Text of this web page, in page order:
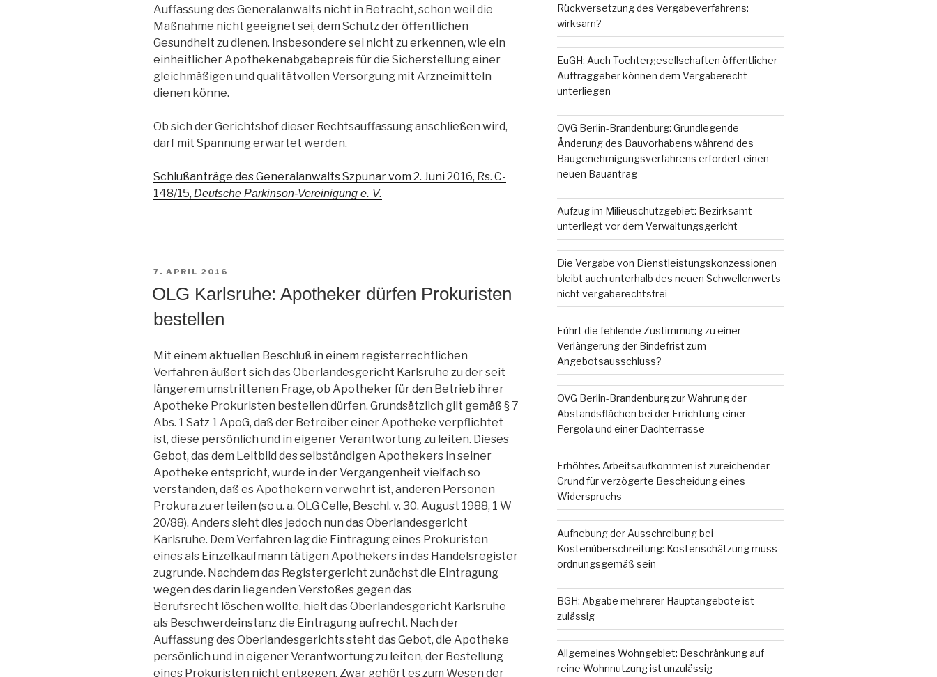
Auffassung des Generalanwalts nicht in Betracht, schon weil die
Maßnahme nicht geeignet sei, dem Schutz der öffentlichen
Gesundheit zu dienen. Insbesondere sei nicht zu erkennen, wie ein
einheitlicher Apothekenabgabepreis für die Sicherstellung einer
gleichmäßigen und qualitätvollen Versorgung mit Arzneimitteln
dienen könne.
Ob sich der Gerichtshof dieser Rechtsauffassung anschließen wird,
darf mit Spannung erwartet werden.
Schlußanträge des Generalanwalts Szpunar vom 2. Juni 2016, Rs. C-
148/15, Deutsche Parkinson-Vereinigung e. V.
VERÖFFENTLICHT
AM
7. APRIL 2016
OLG Karlsruhe: Apotheker dürfen Prokuristen
bestellen
Mit einem aktuellen Beschluß in einem registerrechtlichen
Verfahren äußert sich das Oberlandesgericht Karlsruhe zu der seit
längerem umstrittenen Frage, ob Apotheker für den Betrieb ihrer
Apotheke Prokuristen bestellen dürfen. Grundsätzlich gilt gemäß § 7
Abs. 1 Satz 1 ApoG, daß der Betreiber einer Apotheke verpflichtet
ist, diese persönlich und in eigener Verantwortung zu leiten. Dieses
Gebot, das dem Leitbild des selbständigen Apothekers in seiner
Apotheke entspricht, wurde in der Vergangenheit vielfach so
verstanden, daß es Apothekern verwehrt ist, anderen Personen
Prokura zu erteilen (so u. a. OLG Celle, Beschl. v. 30. August 1988, 1 W
20/88). Anders sieht dies jedoch nun das Oberlandesgericht
Karlsruhe. Dem Verfahren lag die Eintragung eines Prokuristen
eines als Einzelkaufmann tätigen Apothekers in das Handelsregister
zugrunde. Nachdem das Registergericht zunächst die Eintragung
wegen des darin liegenden Verstoßes gegen das
Berufsrecht löschen wollte, hielt das Oberlandesgericht Karlsruhe
als Beschwerdeinstanz die Eintragung aufrecht. Nach der
Auffassung des Oberlandesgerichts steht das Gebot, die Apotheke
persönlich und in eigener Verantwortung zu leiten, der Bestellung
eines Prokuristen nicht entgegen. Zwar gehört es zum Wesen der
Rückversetzung des Vergabeverfahrens:
wirksam?
EuGH: Auch Tochtergesellschaften öffentlicher
Auftraggeber können dem Vergaberecht
unterliegen
OVG Berlin-Brandenburg: Grundlegende
Änderung des Bauvorhabens während des
Baugenehmigungsverfahrens erfordert einen
neuen Bauantrag
Aufzug im Milieuschutzgebiet: Bezirksamt
unterliegt vor dem Verwaltungsgericht
Die Vergabe von Dienstleistungskonzessionen
bleibt auch unterhalb des neuen Schwellenwerts
nicht vergaberechtsfrei
Führt die fehlende Zustimmung zu einer
Verlängerung der Bindefrist zum
Angebotsausschluss?
OVG Berlin-Brandenburg zur Wahrung der
Abstandsflächen bei der Errichtung einer
Pergola und einer Dachterrasse
Erhöhtes Arbeitsaufkommen ist zureichender
Grund für verzögerte Bescheidung eines
Widerspruchs
Aufhebung der Ausschreibung bei
Kostenüberschreitung: Kostenschätzung muss
ordnungsgemäß sein
BGH: Abgabe mehrerer Hauptangebote ist
zulässig
Allgemeines Wohngebiet: Beschränkung auf
reine Wohnnutzung ist unzulässig